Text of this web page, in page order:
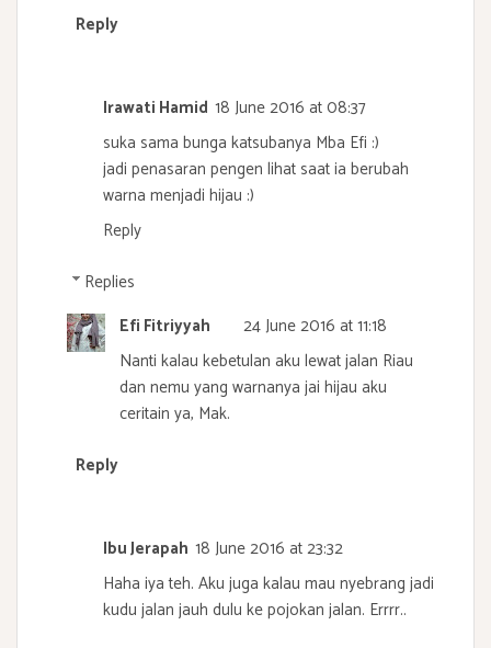
Reply
Irawati Hamid 18 June 2016 at 08:37
suka sama bunga katsubanya Mba Efi :)
jadi penasaran pengen lihat saat ia berubah
warna menjadi hijau :)
Reply
Replies
Efi Fitriyyah
24 June 2016 at 11:18
Nanti kalau kebetulan aku lewat jalan Riau
dan nemu yang warnanya jai hijau aku
ceritain ya, Mak.
Reply
Ibu Jerapah 18 June 2016 at 23:32
Haha iya teh. Aku juga kalau mau nyebrang jadi
kudu jalan jauh dulu ke pojokan jalan. Errrr..